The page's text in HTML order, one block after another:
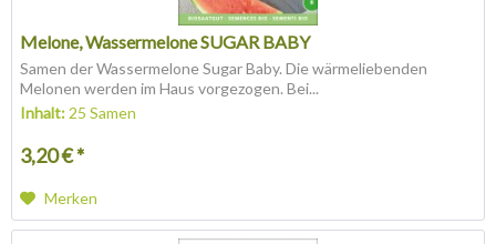
Melone, Wassermelone SUGAR BABY
Samen der Wassermelone Sugar Baby. Die wärmeliebenden
Melonen werden im Haus vorgezogen. Bei...
Inhalt: 25 Samen
3,20 € *
Merken